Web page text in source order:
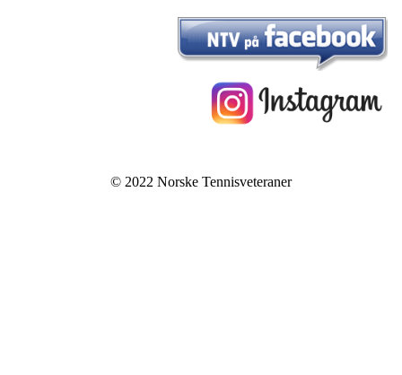
© 2022 Norske Tennisveteraner